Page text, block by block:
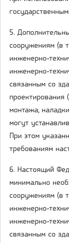
5.
сооружениям (в
инженерно-
инженерно-
связанным со
проектирования
монтажа,
могут
При этом
требованиям
6. Настоящий
минимально
сооружениям (в
инженерно-
инженерно-
связанным со